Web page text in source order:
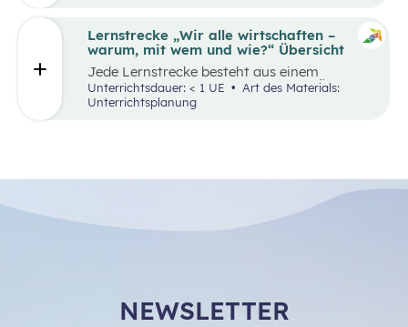
Lernstrecke „Wir alle wirtschaften –
warum, mit wem und wie?“ Übersicht
Jede Lernstrecke besteht aus einem
Skriptum, welches dazu dient einen Überblick
über die jeweilige Lernstrecke zu erhalten. Mit
dem eigenen Unterrichtsgegenstand
Herausforderungen, Aufgaben und
Problemstellungen erkennen, analysieren,
Unterrichtsdauer: < 1 UE
Unterrichtsplanung
NEWSLETTER